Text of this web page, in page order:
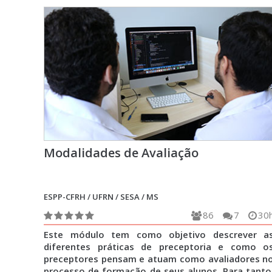
Modalidades de Avaliação
ESPP-CFRH / UFRN / SESA / MS
7
86
Este módulo tem como objetivo descrever
diferentes práticas de preceptoria e como
preceptores pensam e atuam como avaliadores